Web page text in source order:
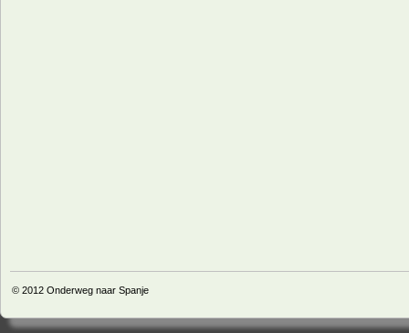
© 2012 Onderweg naar Spanje